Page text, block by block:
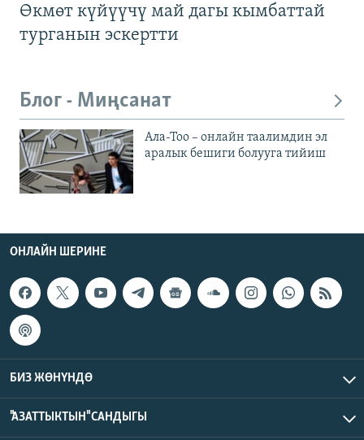
Өкмөт күйүүчү май дагы кымбаттай
турганын эскертти
Блог - Миңсанат
Ала-Тоо – онлайн таалимдин эл
аралык бешиги болууга тийиш
ОНЛАЙН ШЕРИНЕ
БИЗ ЖӨНҮНДӨ
"АЗАТТЫКТЫН" САНДЫГЫ